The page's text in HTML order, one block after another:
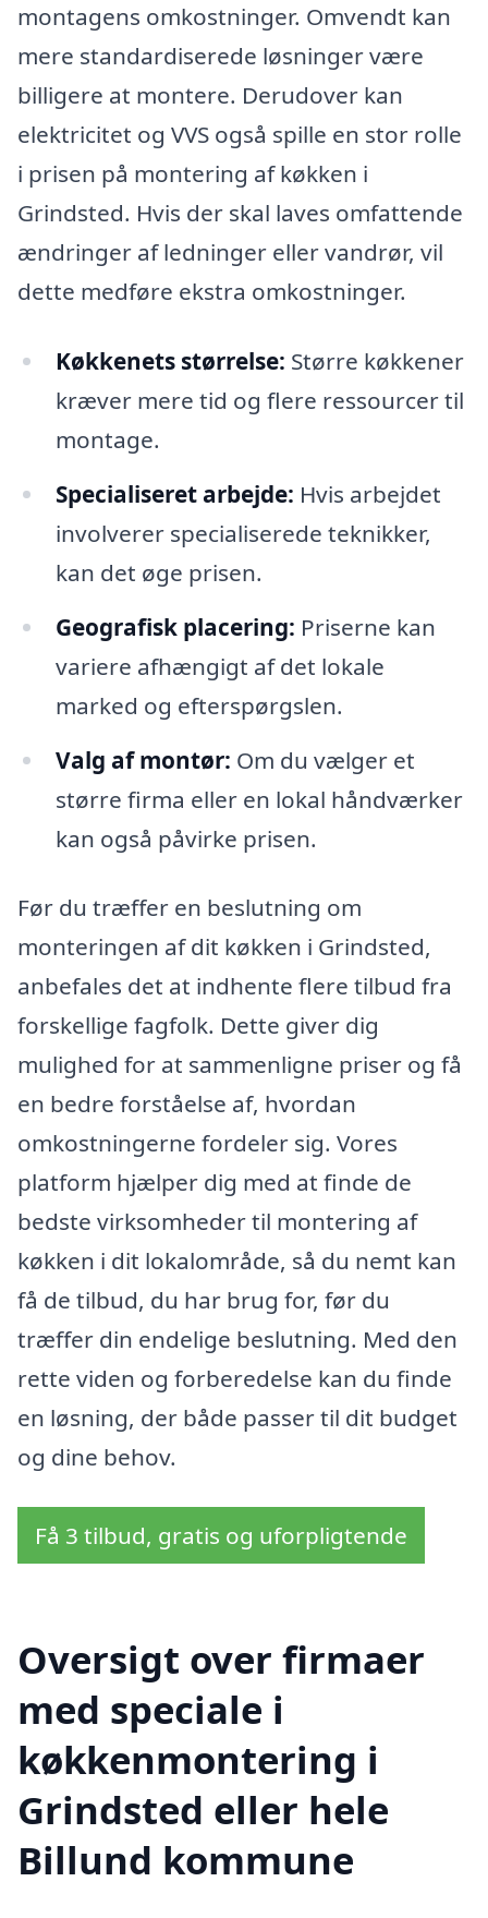
montagens omkostninger. Omvendt kan
mere standardiserede løsninger være
billigere at montere. Derudover kan
elektricitet og VVS også spille en stor rolle
i prisen på montering af køkken i
Grindsted. Hvis der skal laves omfattende
ændringer af ledninger eller vandrør, vil
dette medføre ekstra omkostninger.
Køkkenets størrelse: Større køkkener
kræver mere tid og flere ressourcer til
montage.
Specialiseret arbejde: Hvis arbejdet
involverer specialiserede teknikker,
kan det øge prisen.
Geografisk placering: Priserne kan
variere afhængigt af det lokale
marked og efterspørgslen.
Valg af montør: Om du vælger et
større firma eller en lokal håndværker
kan også påvirke prisen.
Før du træffer en beslutning om
monteringen af dit køkken i Grindsted,
anbefales det at indhente flere tilbud fra
forskellige fagfolk. Dette giver dig
mulighed for at sammenligne priser og få
en bedre forståelse af, hvordan
omkostningerne fordeler sig. Vores
platform hjælper dig med at finde de
bedste virksomheder til montering af
køkken i dit lokalområde, så du nemt kan
få de tilbud, du har brug for, før du
træffer din endelige beslutning. Med den
rette viden og forberedelse kan du finde
en løsning, der både passer til dit budget
og dine behov.
Få 3 tilbud, gratis og uforpligtende
Oversigt over firmaer
med speciale i
køkkenmontering i
Grindsted eller hele
Billund kommune